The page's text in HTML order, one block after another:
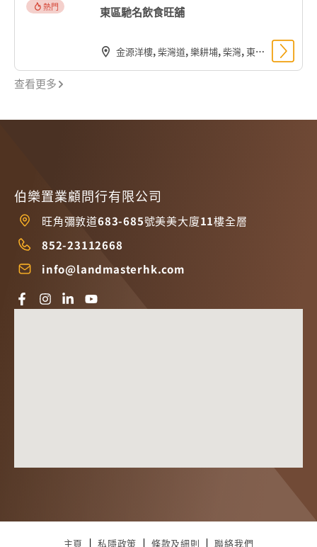
查看更多
熱門
東區馳名飲食旺舖
金源洋樓, 柴灣道, 樂耕埔, 柴灣, 東區, 香港島, 香港, 中国
伯樂置業顧問行有限公司
旺角彌敦道683-685號美美大廈11樓全層
852-23112668
info@landmasterhk.com
主頁 私隱政策 條款及細則 聯絡我們